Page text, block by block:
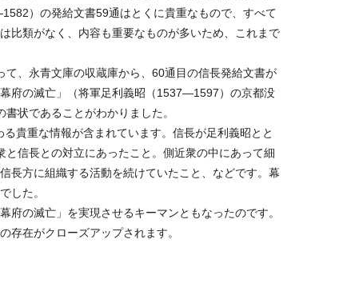
）の発給文書59通はとくに貴重なもので、すべて
比類がなく、内容も重要なものが多いため、これまで
、永青文庫の収蔵庫から、60通目の信長発給文書が
府の滅亡」（将軍足利義昭（1537―1597）の京都没
状であることがわかりました。
貴重な情報が含まれています。信長が足利義昭とと
信長との対立にあったこと。側近衆の中にあって細
長方に組織する活動を続けていたこと、などです。幕
した。
の滅亡」を実現させるキーマンともなったのです。
存在がクローズアップされます。